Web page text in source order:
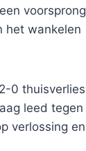
voorsprong
het wankelen
0 thuisverlies
leed tegen
verlossing en